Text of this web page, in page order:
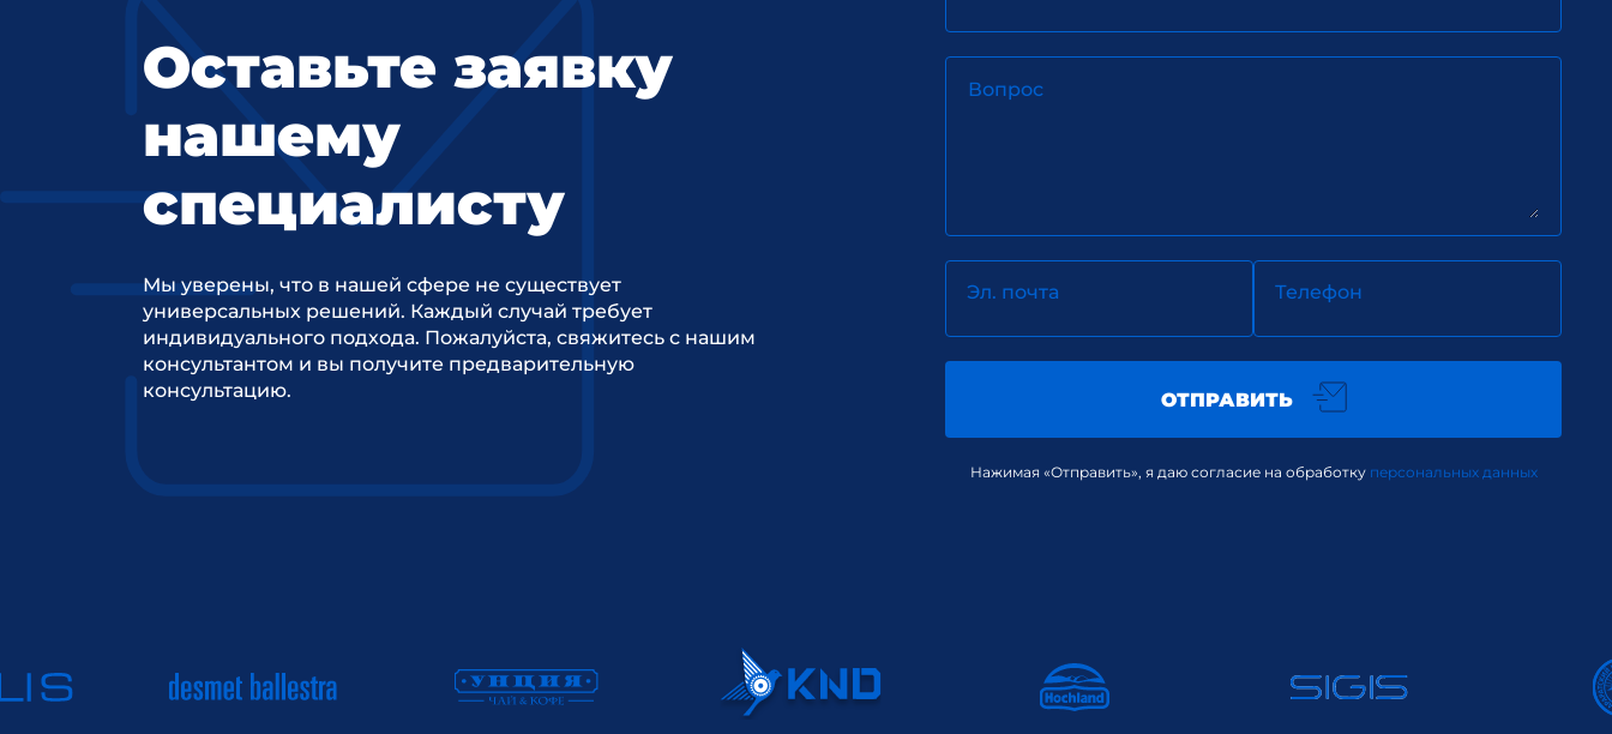
Оставьте заявку
нашему
специалисту
Мы уверены, что в нашей сфере не существует
универсальных решений. Каждый случай требует
индивидуального подхода. Пожалуйста, свяжитесь с нашим
консультантом и вы получите предварительную
консультацию.
Вопрос
Эл. почта Телефон
ОТПРАВИТЬ
Нажимая «Отправить», я даю согласие на обработку персональных данных